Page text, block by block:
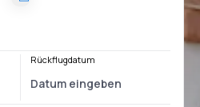
Rückflugdatum